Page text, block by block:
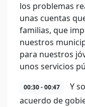
los problemas
unas cuentas
familias, que
nuestros
para nuestros
unos servicios
00:30 - 00:47
Y
acuerdo de